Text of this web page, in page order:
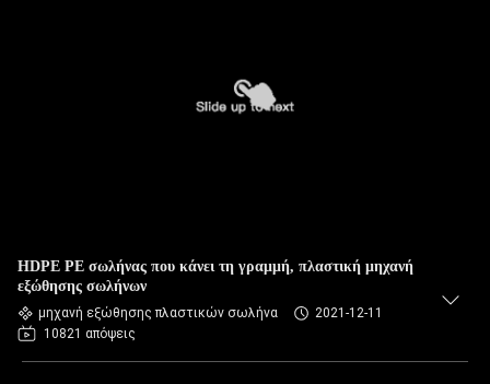
HDPE PE σωλήνας που κάνει τη γραμμή, πλαστική μηχανή
εξώθησης σωλήνων
μηχανή εξώθησης πλαστικών σωλήνα
2021-12-11
10821 απόψεις